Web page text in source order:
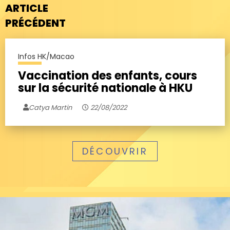
ARTICLE
PRÉCÉDENT
Infos HK/Macao
Vaccination des enfants, cours
sur la sécurité nationale à HKU
Catya Martin 22/08/2022
DÉCOUVRIR